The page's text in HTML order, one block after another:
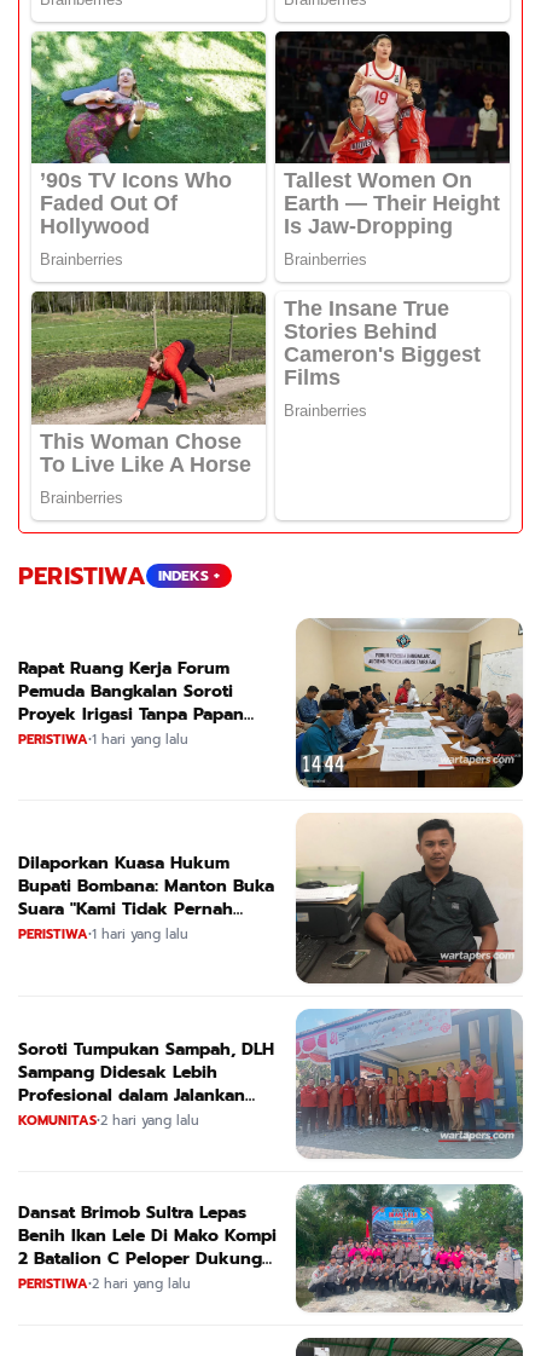
PERISTIWA INDEKS +
Rapat Ruang Kerja Forum
Pemuda Bangkalan Soroti
Proyek Irigasi Tanpa Papan
Nama
PERISTIWA•1 hari yang lalu
Dilaporkan Kuasa Hukum
Bupati Bombana: Manton Buka
Suara "Kami Tidak Pernah
Menutup Ruang Hak Jawab"
PERISTIWA•1 hari yang lalu
Soroti Tumpukan Sampah, DLH
Sampang Didesak Lebih
Profesional dalam Jalankan
Tugas
KOMUNITAS•2 hari yang lalu
Dansat Brimob Sultra Lepas
Benih Ikan Lele Di Mako Kompi
2 Batalion C Peloper Dukung
ketahanan Pangan Nasional
PERISTIWA•2 hari yang lalu